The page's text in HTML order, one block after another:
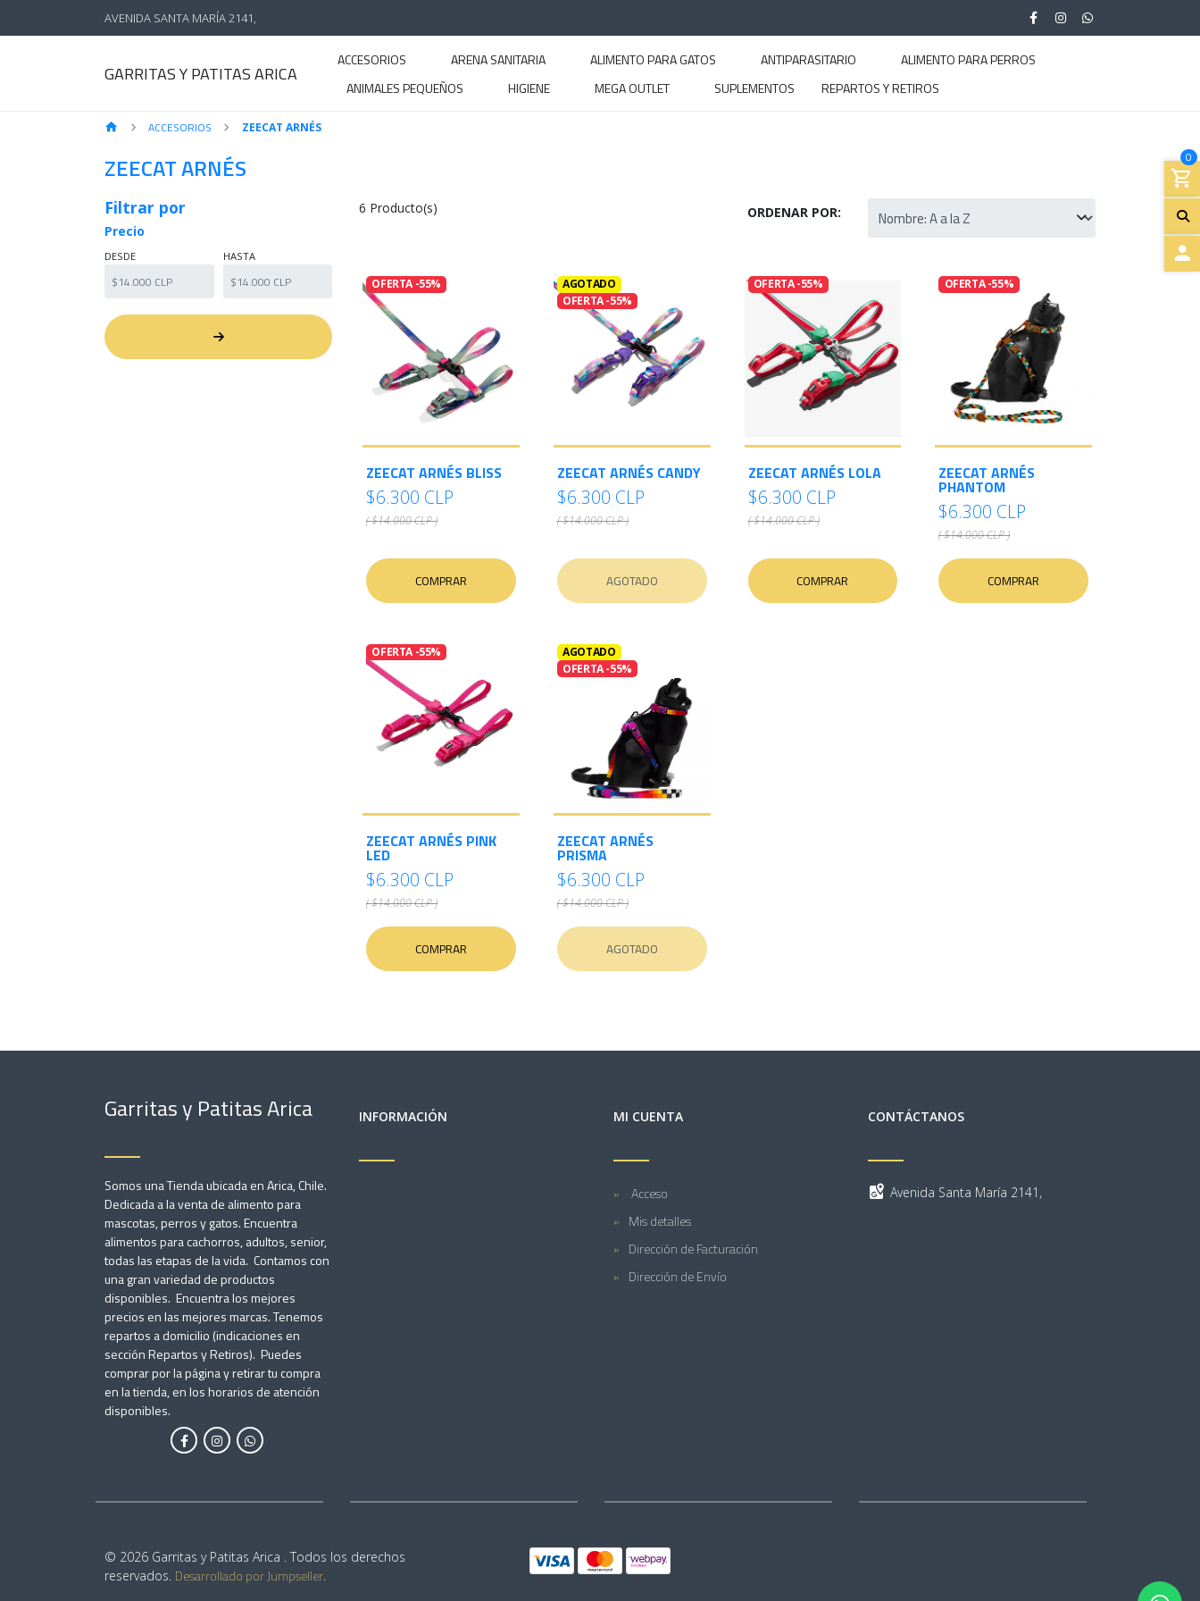
AVENIDA SANTA MARÍA 2141,
GARRITAS Y PATITAS ARICA
ACCESORIOS ARENA SANITARIA ALIMENTO PARA GATOS ANTIPARASITARIO
ALIMENTO PARA PERROS
ANIMALES PEQUEÑOS
HIGIENE MEGA OUTLET SUPLEMENTOS REPARTOS Y RETIROS
0
ACCESORIOS ZEECAT ARNÉS
ZEECAT ARNÉS
Filtrar por
Precio
DESDE HASTA
6 Producto(s) ORDENAR POR:
OFERTA -55%
ZEECAT ARNÉS BLISS
$6.300 CLP
( $14.000 CLP )
COMPRAR
AGOTADO
OFERTA -55%
ZEECAT ARNÉS CANDY
$6.300 CLP
( $14.000 CLP )
AGOTADO
OFERTA -55%
ZEECAT ARNÉS LOLA
$6.300 CLP
( $14.000 CLP )
COMPRAR
OFERTA -55%
ZEECAT ARNÉS
PHANTOM
$6.300 CLP
( $14.000 CLP )
COMPRAR
OFERTA -55%
ZEECAT ARNÉS PINK
LED
$6.300 CLP
( $14.000 CLP )
COMPRAR
AGOTADO
OFERTA -55%
ZEECAT ARNÉS
PRISMA
$6.300 CLP
( $14.000 CLP )
AGOTADO
Garritas y Patitas Arica
Somos una Tienda ubicada en Arica, Chile.
Dedicada a la venta de alimento para
mascotas, perros y gatos. Encuentra
alimentos para cachorros, adultos, senior,
todas las etapas de la vida. Contamos con
una gran variedad de productos
disponibles. Encuentra los mejores
precios en las mejores marcas. Tenemos
repartos a domicilio (indicaciones en
sección Repartos y Retiros). Puedes
comprar por la página y retirar tu compra
en la tienda, en los horarios de atención
disponibles.
INFORMACIÓN MI CUENTA
Acceso
Mis detalles
Dirección de Facturación
Dirección de Envío
CONTÁCTANOS
Avenida Santa María 2141,
© 2026 Garritas y Patitas Arica . Todos los derechos
reservados. Desarrollado por Jumpseller.